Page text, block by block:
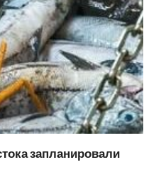
запланировали